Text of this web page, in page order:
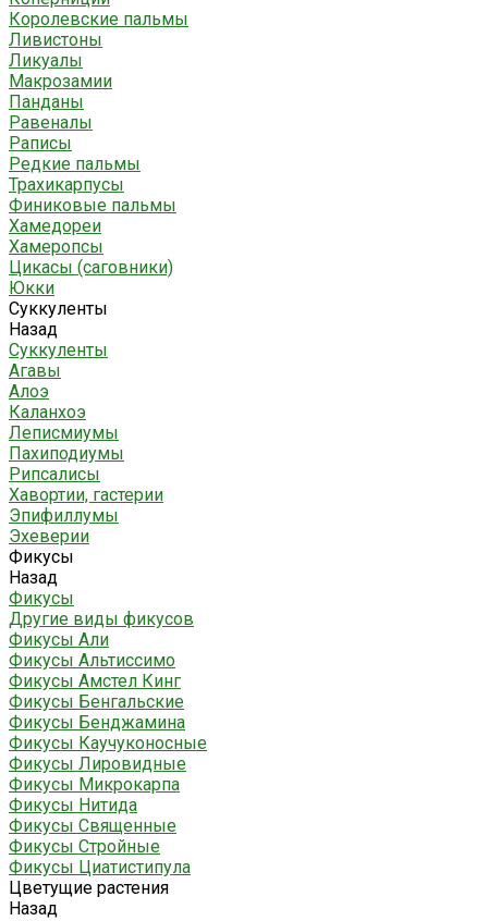
Королевские пальмы
Ливистоны
Ликуалы
Макрозамии
Панданы
Равеналы
Раписы
Редкие пальмы
Трахикарпусы
Финиковые пальмы
Хамедореи
Хамеропсы
Цикасы (саговники)
Юкки
Суккуленты
Назад
Суккуленты
Агавы
Алоэ
Каланхоэ
Леписмиумы
Пахиподиумы
Рипсалисы
Хавортии, гастерии
Эпифиллумы
Эхеверии
Фикусы
Назад
Фикусы
Другие виды фикусов
Фикусы Али
Фикусы Альтиссимо
Фикусы Амстел Кинг
Фикусы Бенгальские
Фикусы Бенджамина
Фикусы Каучуконосные
Фикусы Лировидные
Фикусы Микрокарпа
Фикусы Нитида
Фикусы Священные
Фикусы Стройные
Фикусы Циатистипула
Цветущие растения
Назад